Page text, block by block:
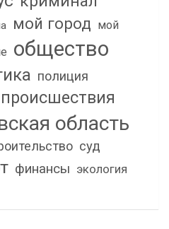
мой город мой
общество
полиция
происшествия
область
суд
финансы экология